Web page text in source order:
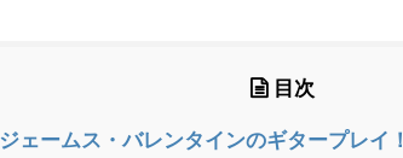
目次
ジェームス・バレンタインのギタープレイ！